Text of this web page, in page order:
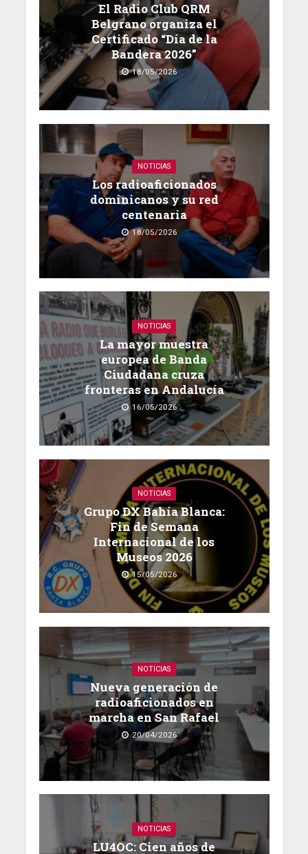
El Radio Club QRM
Belgrano organiza el
Certificado “Día de la
Bandera 2026”
18/05/2026
NOTICIAS
Los radioaficionados
dominicanos y su red
centenaria
18/05/2026
NOTICIAS
La mayor muestra
europea de Banda
Ciudadana cruza
fronteras en Andalucía
16/05/2026
NOTICIAS
Grupo DX Bahía Blanca:
Fin de Semana
Internacional de los
Museos 2026
15/05/2026
NOTICIAS
Nueva generación de
radioaficionados en
marcha en San Rafael
20/04/2026
NOTICIAS
LU4OC: Cien años de